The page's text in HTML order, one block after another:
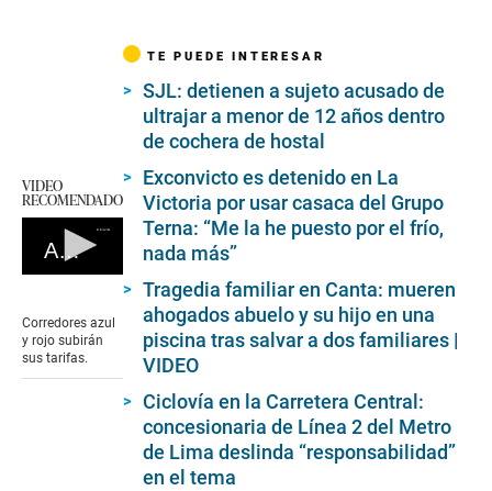
VIDEO
RECOMENDADO
Aumenta el precio del pasaje en corredores complementarios
of
0
seconds
Corredores azul
y rojo subirán
sus tarifas.
TE PUEDE INTERESAR
SJL: detienen a sujeto acusado de
ultrajar a menor de 12 años dentro
de cochera de hostal
Exconvicto es detenido en La
Victoria por usar casaca del Grupo
Terna: “Me la he puesto por el frío,
nada más”
Tragedia familiar en Canta: mueren
ahogados abuelo y su hijo en una
piscina tras salvar a dos familiares |
VIDEO
Ciclovía en la Carretera Central:
concesionaria de Línea 2 del Metro
de Lima deslinda “responsabilidad”
en el tema